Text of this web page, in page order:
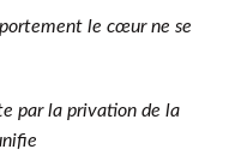
le cœur ne se
par la privation de la